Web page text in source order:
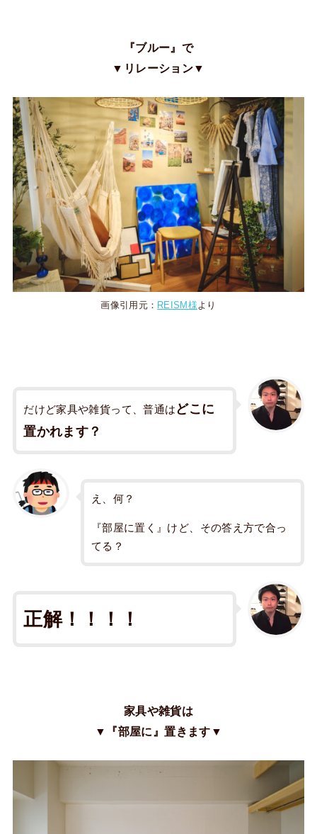
『ブルー』で
▼リレーション▼
画像引用元： REISM様 より
だけど家具や雑貨って、普通はどこに
置かれます？
え、何？
『部屋に置く』けど、その答え方で合っ
てる？
正解！！！！
家具や雑貨は
▼『部屋に』置きます▼